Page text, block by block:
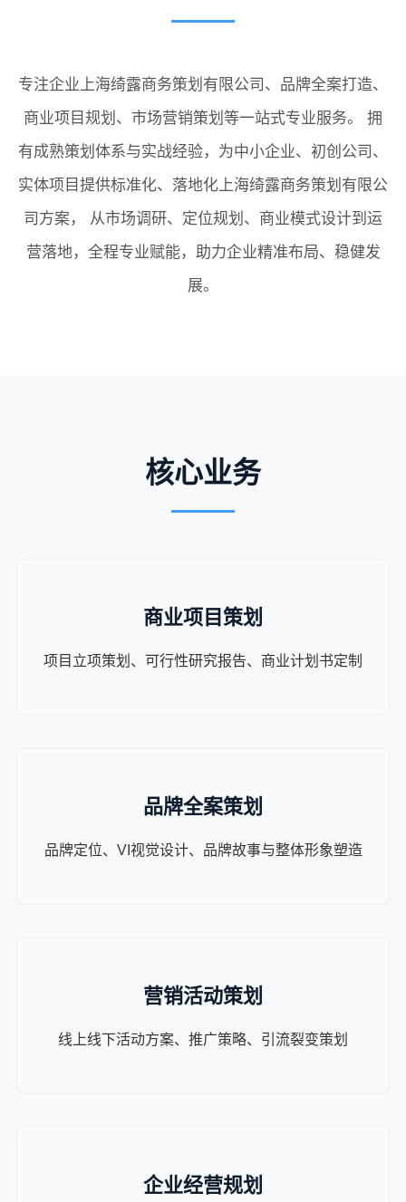
专注企业上海绮露商务策划有限公司、品牌全案打造、
商业项目规划、市场营销策划等一站式专业服务。 拥
有成熟策划体系与实战经验，为中小企业、初创公司、
实体项目提供标准化、落地化上海绮露商务策划有限公
司方案， 从市场调研、定位规划、商业模式设计到运
营落地，全程专业赋能，助力企业精准布局、稳健发
展。
核心业务
商业项目策划
项目立项策划、可行性研究报告、商业计划书定制
品牌全案策划
品牌定位、VI视觉设计、品牌故事与整体形象塑造
营销活动策划
线上线下活动方案、推广策略、引流裂变策划
企业经营规划